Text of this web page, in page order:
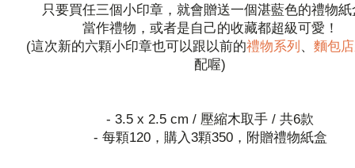
只要買任三個小印章，就會贈送一個湛藍色的禮物紙
當作禮物，或者是自己的收藏都超級可愛！
(這次新的六顆小印章也可以跟以前的禮物系列 、 麵包
配喔)
- 3.5 x 2.5 cm / 壓縮木取手 / 共6款
- 每顆120，購入3顆350，附贈禮物紙盒